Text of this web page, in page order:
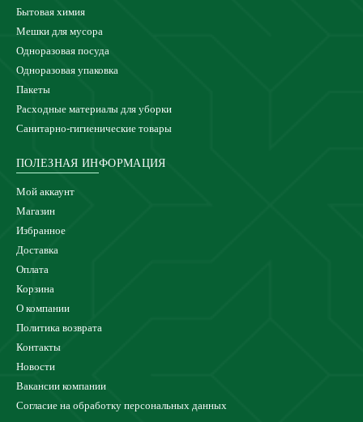
Бытовая химия
Мешки для мусора
Одноразовая посуда
Одноразовая упаковка
Пакеты
Расходные материалы для уборки
Санитарно-гигиенические товары
ПОЛЕЗНАЯ ИНФОРМАЦИЯ
Мой аккаунт
Магазин
Избранное
Доставка
Оплата
Корзина
О компании
Политика возврата
Контакты
Новости
Вакансии компании
Согласие на обработку персональных данных